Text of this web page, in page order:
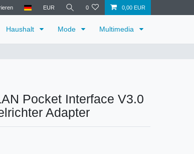
EUR 0 0,00 EUR
Haushalt Mode Multimedia
Pocket Interface V3.0
Adapter